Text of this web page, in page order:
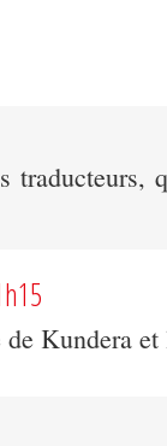
traducteurs,
Kundera